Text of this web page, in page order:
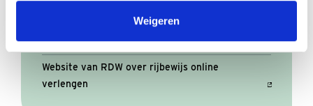
Weigeren
De Rijksoverheid over het rijbewijs
Centraal Bureau Rijvaardigheidsbewijzen
Website van RDW over rijbewijs online
verlengen